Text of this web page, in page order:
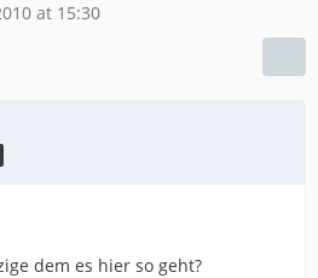
at 15:30
dem es hier so geht?